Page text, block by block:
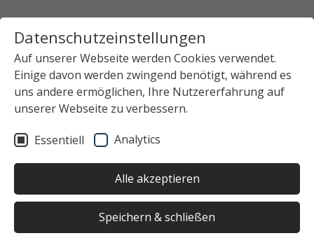
Datenschutzeinstellungen
Auf unserer Webseite werden Cookies verwendet.
Einige davon werden zwingend benötigt, während es
uns andere ermöglichen, Ihre Nutzererfahrung auf
unserer Webseite zu verbessern.
Essentiell Analytics
Alle akzeptieren
Speichern & schließen